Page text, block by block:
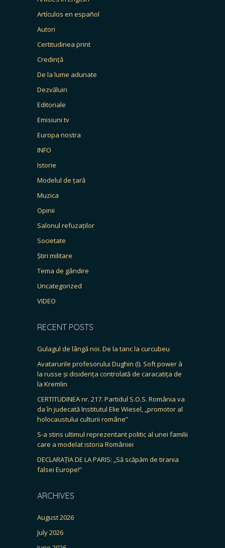
Artículos en español
Autori
Certitudinea print
Credință
De la lume adunate
Dezvăluiri
Editoriale
Emisiuni tv
Europa nostra
INFO
Istorie
Modelul de țară
Muzica
Opinii
Salonul refuzaților
Societate
Știri militare
Tema de gândire
Uncategorized
VIDEO
RECENT POSTS
Gulagul de lângă noi. De la tanc la curcubeu
Avatarurile profesorului Dughin (I). Soft power à
la russe și disidența controlată de caracatița de
la Kremlin
CERTITUDINEA nr. 217. Partidul S.O.S. România va
da în judecată Institutul Elie Wiesel, „promotor al
holocaustului culturii române”
S-a stins ultimul reprezentant politic al unei familii
care a modelat istoria României
DECLARAȚIA DE LA PARIS: „Să scăpăm de tirania
falsei Europe!”
ARCHIVES
August 2026
July 2026